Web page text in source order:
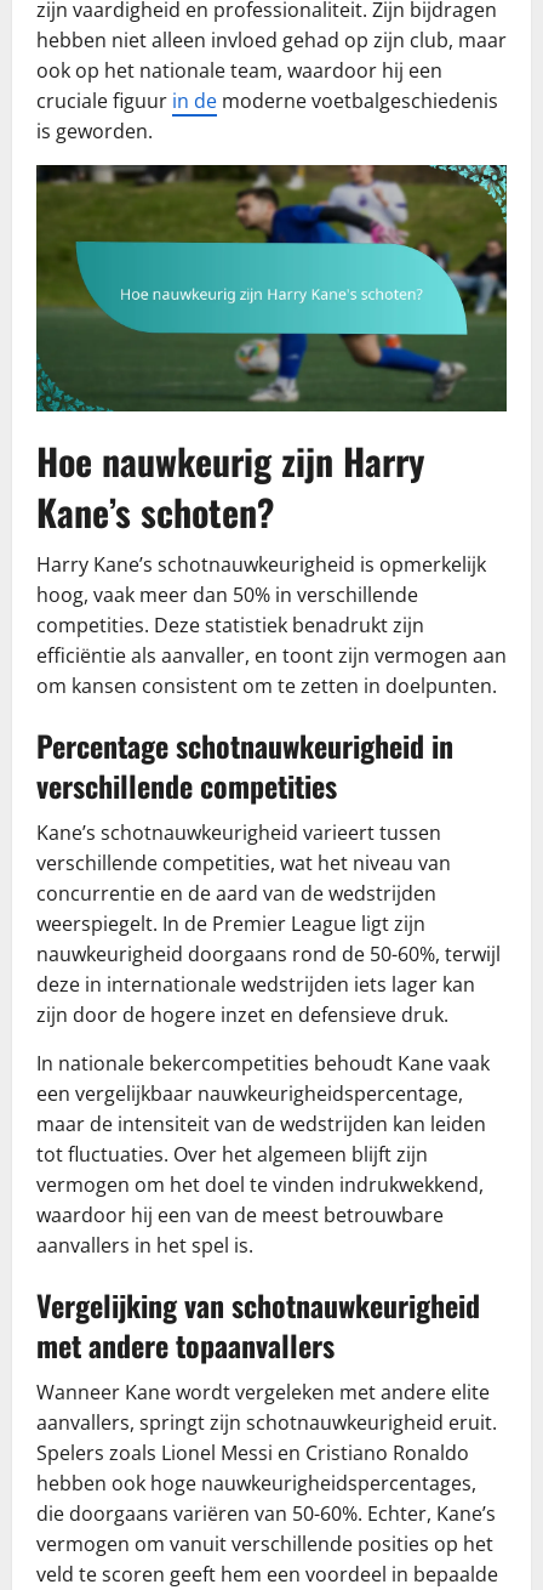
zijn vaardigheid en professionaliteit. Zijn bijdragen
hebben niet alleen invloed gehad op zijn club, maar
ook op het nationale team, waardoor hij een
cruciale figuur in de moderne voetbalgeschiedenis
is geworden.
Hoe nauwkeurig zijn Harry
Kane’s schoten?
Harry Kane’s schotnauwkeurigheid is opmerkelijk
hoog, vaak meer dan 50% in verschillende
competities. Deze statistiek benadrukt zijn
efficiëntie als aanvaller, en toont zijn vermogen aan
om kansen consistent om te zetten in doelpunten.
Percentage schotnauwkeurigheid in
verschillende competities
Kane’s schotnauwkeurigheid varieert tussen
verschillende competities, wat het niveau van
concurrentie en de aard van de wedstrijden
weerspiegelt. In de Premier League ligt zijn
nauwkeurigheid doorgaans rond de 50-60%, terwijl
deze in internationale wedstrijden iets lager kan
zijn door de hogere inzet en defensieve druk.
In nationale bekercompetities behoudt Kane vaak
een vergelijkbaar nauwkeurigheidspercentage,
maar de intensiteit van de wedstrijden kan leiden
tot fluctuaties. Over het algemeen blijft zijn
vermogen om het doel te vinden indrukwekkend,
waardoor hij een van de meest betrouwbare
aanvallers in het spel is.
Vergelijking van schotnauwkeurigheid
met andere topaanvallers
Wanneer Kane wordt vergeleken met andere elite
aanvallers, springt zijn schotnauwkeurigheid eruit.
Spelers zoals Lionel Messi en Cristiano Ronaldo
hebben ook hoge nauwkeurigheidspercentages,
die doorgaans variëren van 50-60%. Echter, Kane’s
vermogen om vanuit verschillende posities op het
veld te scoren geeft hem een voordeel in bepaalde